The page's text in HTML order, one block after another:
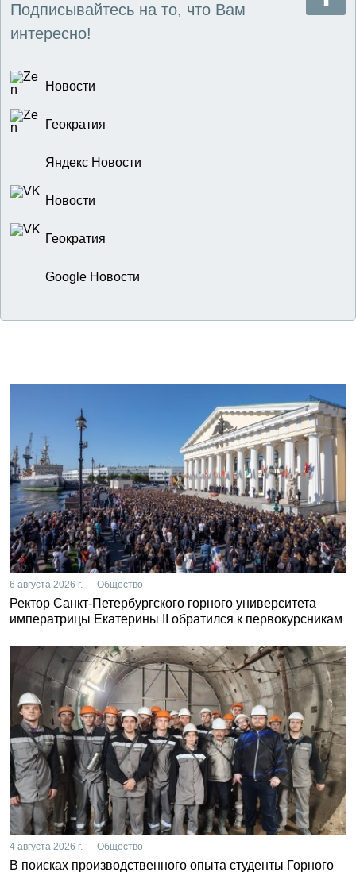
Подписывайтесь на то, что Вам
интересно!
Новости
Геократия
Яндекс Новости
Новости
Геократия
Google Новости
6 августа 2026 г. — Общество
Ректор Санкт-Петербургского горного университета
императрицы Екатерины II обратился к первокурсникам
4 августа 2026 г. — Общество
В поисках производственного опыта студенты Горного